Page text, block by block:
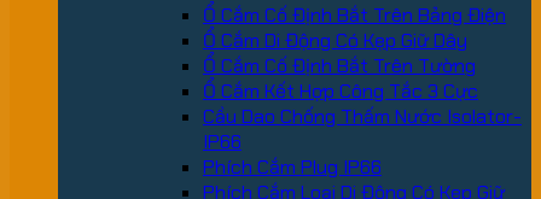
Ổ Cắm Cố Định Bắt Trên Bảng Điện
Ổ Cắm Di Động Có Kẹp Giữ Dây
Ổ Cắm Cố Định Bắt Trên Tường
Ổ Cắm Kết Hợp Công Tắc 3 Cực
Cầu Dao Chống Thấm Nước Isolator-
IP66
Phích Cắm Plug IP66
Phích Cắm Loại Di Động Có Kẹp Giữ